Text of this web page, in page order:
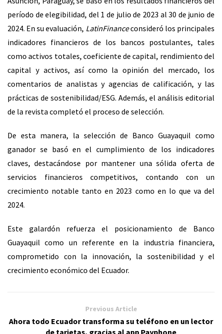
período de elegibilidad, del 1 de julio de 2023 al 30 de junio de
2024. En su evaluación, LatinFinanceconsideró los principales
indicadores financieros de los bancos postulantes, tales
como activos totales, coeficiente de capital, rendimiento del
capital y activos, así como la opinión del mercado, los
comentarios de analistas y agencias de calificación, y las
prácticas de sostenibilidad/ESG. Además, el análisis editorial
de la revista completó el proceso de selección.
De esta manera, la selección de Banco Guayaquil como
ganador se basó en el cumplimiento de los indicadores
claves, destacándose por mantener una sólida oferta de
servicios financieros competitivos, contando con un
crecimiento notable tanto en 2023 como en lo que va del
2024.
Este galardón refuerza el posicionamiento de Banco
Guayaquil como un referente en la industria financiera,
comprometido con la innovación, la sostenibilidad y el
crecimiento económico del Ecuador.
Previous Article
Ahora todo Ecuador transforma su teléfono en un lector
de tarjetas, gracias al app Payphone